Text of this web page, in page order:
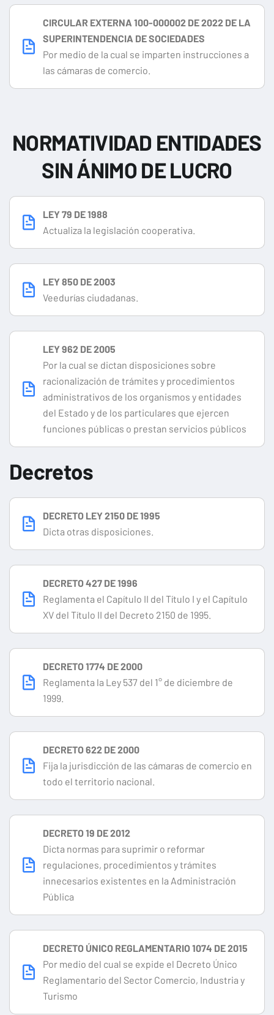
CIRCULAR EXTERNA 100-000002 DE 2022 DE LA
SUPERINTENDENCIA DE SOCIEDADES
Por medio de la cual se imparten instrucciones a
las cámaras de comercio.
NORMATIVIDAD ENTIDADES
SIN ÁNIMO DE LUCRO
LEY 79 DE 1988
Actualiza la legislación cooperativa.
LEY 850 DE 2003
Veedurías ciudadanas.
LEY 962 DE 2005
Por la cual se dictan disposiciones sobre
racionalización de trámites y procedimientos
administrativos de los organismos y entidades
del Estado y de los particulares que ejercen
funciones públicas o prestan servicios públicos
Decretos
DECRETO LEY 2150 DE 1995
Dicta otras disposiciones.
DECRETO 427 DE 1996
Reglamenta el Capítulo II del Título I y el Capítulo
XV del Título II del Decreto 2150 de 1995.
DECRETO 1774 DE 2000
Reglamenta la Ley 537 del 1° de diciembre de
1999.
DECRETO 622 DE 2000
Fija la jurisdicción de las cámaras de comercio en
todo el territorio nacional.
DECRETO 19 DE 2012
Dicta normas para suprimir o reformar
regulaciones, procedimientos y trámites
innecesarios existentes en la Administración
Pública
DECRETO ÚNICO REGLAMENTARIO 1074 DE 2015
Por medio del cual se expide el Decreto Único
Reglamentario del Sector Comercio, Industria y
Turismo